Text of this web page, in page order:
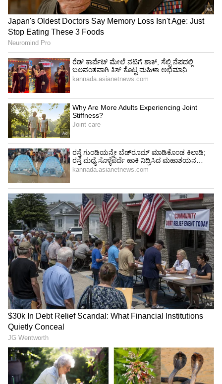
ಕಳುಹಿಸಲಾಗಿದೆ ಎಂದು ದೃಢಪಡಿಸಿದ್ದಾರೆ. ಈ ಹೊಸ
ನಿಯಮವು ಬೈಕ್ ಚಾಲಕರಿಂದ ದಿನದ ಆದಾಯ ಸಂಗ್ರಹಣೆ
ಮತ್ತು ಪ್ರತಿ ಸವಾರಿಗೆ ಕಲ್ಯಾಣ ನಿಧಿ ನೀಡುವುದನ್ನು
ಮಾನ್ಯತೆ ಪಡೆಯದ ವಿಭಾಗವನ್ನು ಅಧಿಕೃತಗೊಳಿಸಲಾಗುತ್ತಿದೆ.
ಮುಖ್ಯಮಂತ್ರಿ ದೇವೇಂದ್ರ ಫಡ್ನವಿಸ್ ಅವರೊಂದಿಗೆ
ಸಮಾಲೋಚನೆ ನಡೆಸಿದ ಬಳಿಕ ಈ ಪ್ರಸ್ತಾವನೆಗೆ ಅಂತಿಮ
ಅನುಮೋದನೆ ನೀಡಲಾಗುವುದು ಎಂದು ಸಾರಿಗೆ ಸಚಿವ
ಸರ್ನಾಯಕ್ ತಿಳಿಸಿದ್ದಾರೆ. ಇದು ಚಾಲಕರ ಭದ್ರತೆಗೆ
ಕಾನೂನುಬದ್ಧ ರೂಪ ನೀಡುವ ಯೋಜನೆಯಾಗಿದೆ.
ಹೊಸ ನಿಯಮಗಳಲ್ಲಿ ಯಾವ ಸುರಕ್ಷತಾ ಕ್ರಮಗಳನ್ನು
ಸೇರಿಸಲಾಗಿದೆ?
ಮಹಿಳೆಯರು, ವಿದ್ಯಾರ್ಥಿಗಳು ಮತ್ತು ಅಪ್ರಾಪ್ತ ಪ್ರಯಾಣಿಕರ
ಸುರಕ್ಷತೆಗಾಗಿ ಸರ್ಕಾರ ಕಠಿಣ ನಿಯಮಗಳನ್ನು
ಜಾರಿಗೊಳಿಸಿದ್ದು, ಬೈಕ್ ಟ್ಯಾಕ್ಸಿ ಚಾಲಕರು ಕಡ್ಡಾಯವಾಗಿ
ಮಾನ್ಯ ಚಾಲನಾ ಪರವಾನಗಿ ಮತ್ತು ಸಾರ್ವಜನಿಕ ಸೇವಾ
ವಾಹನ ಬ್ಯಾಡ್ಜ್ ಹೊಂದಿರಬೇಕು. ಬ್ಯಾಡ್ಜ್ ಪಡೆಯಲು
ಪೊಲೀಸರ ಹತ್ತಿರ ಕ್ಯಾರೆಕ್ಟರ್‌ ಪ್ರಮಾಣಪತ್ರ ಪರಿಶೀಲನೆ
ಕಡ್ಡಾಯವಾಗಿದ್ದು, ಹೊರರಾಜ್ಯದ ಚಾಲಕರು ಸ್ಥಳೀಯ ನಿವಾಸ
ಪ್ರಮಾಣಪತ್ರ ಸಲ್ಲಿಸುವುದು ಅವಶ್ಯಕ. ಹೆಚ್ಚಿನ ವಿವರಗಳಿಗಾಗಿ
ಸಂಬಂಧಿತ ಇಲಾಖೆ ವೆಬ್‌ಸೈಟ್ ವೀಕ್ಷಿಸಿ.